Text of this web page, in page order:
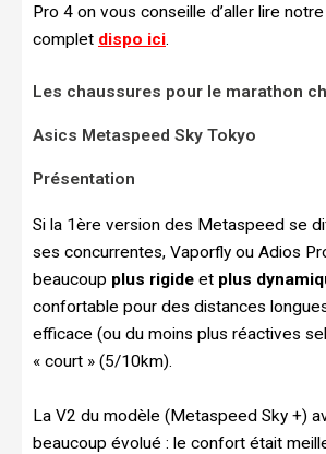
Pro 4 on vous conseille d’aller lire
complet dispo ici.
Les chaussures pour le marathon
Asics Metaspeed Sky Tokyo
Présentation
Si la 1ère version des Metaspeed se
ses concurrentes, Vaporfly ou Adios
beaucoup plus rigide et plus
confortable pour des distances
efficace (ou du moins plus réactives
« court » (5/10km).
La V2 du modèle (Metaspeed Sky +)
beaucoup évolué : le confort était